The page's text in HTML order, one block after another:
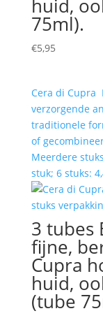
huid,
75ml).
€5,95
Cera di Cupra
verzorgende
traditionele
of
Meerdere
stuk; 6 stuks:
3 tubes
fijne,
Cupra
huid,
(tube